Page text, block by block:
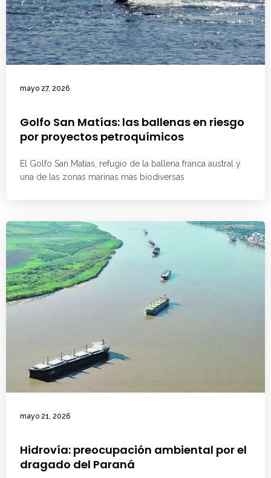
mayo 27, 2026
Golfo San Matías: las ballenas en riesgo
por proyectos petroquímicos
El Golfo San Matías, refugio de la ballena franca austral y
una de las zonas marinas más biodiversas
mayo 21, 2026
Hidrovía: preocupación ambiental por el
dragado del Paraná